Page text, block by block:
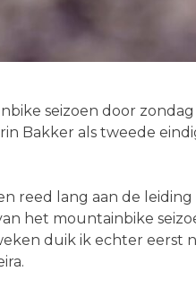
seizoen door
Bakker als tweede
reed lang aan de
het mountainbike
duik ik echter eerst